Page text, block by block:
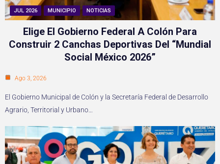
JUL 2026 MUNICIPIO NOTICIAS
Elige El Gobierno Federal A Colón Para
Construir 2 Canchas Deportivas Del “Mundial
Social México 2026”
Ago 3, 2026
El Gobierno Municipal de Colón y la Secretaría Federal de Desarrollo
Agrario, Territorial y Urbano…